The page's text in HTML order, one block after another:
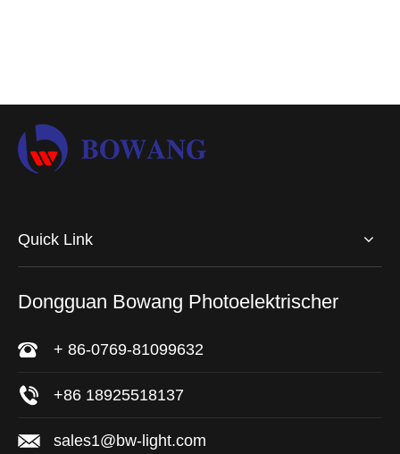
Quick Link
Dongguan Bowang Photoelektrischer
+ 86-0769-81099632
+86 18925518137
sales1@bw-light.com